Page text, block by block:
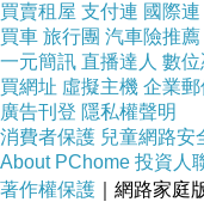
買賣租屋 支付連 國際連
買車 旅行團 汽車險推薦
一元簡訊 直播達人 數位
買網址 虛擬主機 企業郵
廣告刊登 隱私權聲明
消費者保護 兒童網路安
About PChome 投資人
著作權保護 ｜網路家庭